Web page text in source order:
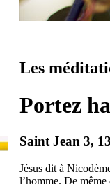
Les
Portez
Saint Jean 3,
Jésus dit à
l’homme. De